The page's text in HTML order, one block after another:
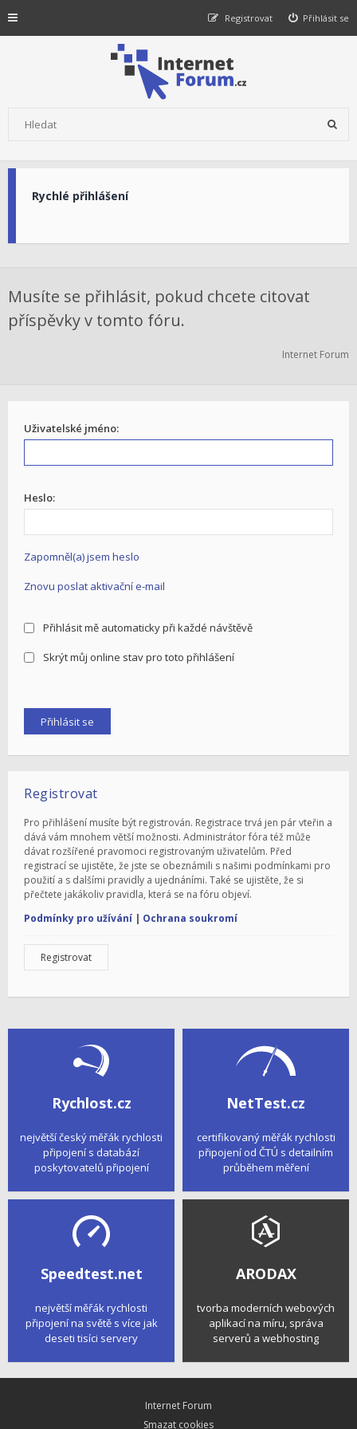
Přihlásit se
Registrovat
Rychlé přihlášení
Musíte se přihlásit, pokud chcete citovat
příspěvky v tomto fóru.
Internet Forum
Uživatelské jméno:
Heslo:
Zapomněl(a) jsem heslo
Znovu poslat aktivační e-mail
Přihlásit mě automaticky při každé návštěvě
Skrýt můj online stav pro toto přihlášení
Registrovat
Pro přihlášení musíte být registrován. Registrace trvá jen pár vteřin a
dává vám mnohem větší možnosti. Administrátor fóra též může
dávat rozšířené pravomoci registrovaným uživatelům. Před
registrací se ujistěte, že jste se obeznámili s našimi podmínkami pro
použití a s dalšími pravidly a ujednáními. Také se ujistěte, že si
přečtete jakákoliv pravidla, která se na fóru objeví.
Podmínky pro užívání | Ochrana soukromí
Registrovat
Rychlost.cz
největší český měřák rychlosti
připojení s databází
poskytovatelů připojení
NetTest.cz
certifikovaný měřák rychlosti
připojení od ČTÚ s detailním
průběhem měření
Speedtest.net
největší měřák rychlosti
připojení na světě s více jak
deseti tisíci servery
ARODAX
tvorba moderních webových
aplikací na míru, správa
serverů a webhosting
Internet Forum
Smazat cookies